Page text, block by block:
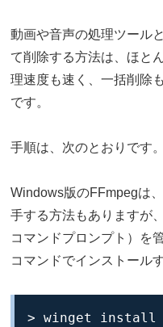
動画や音声の処理ツール
て削除する方法は、ほと
理速度も速く、一括削除
です。
手順は、次のとおりです。
Windows版のFFmpegは、
手する方法もありますが
コマンドプロンプト）を
コマンドでインストール
> winget install